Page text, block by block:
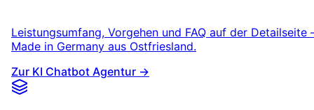
Leistungsumfang, Vorgehen und FAQ auf der Detailseite
Made in Germany aus Ostfriesland.
Zur KI Chatbot Agentur →